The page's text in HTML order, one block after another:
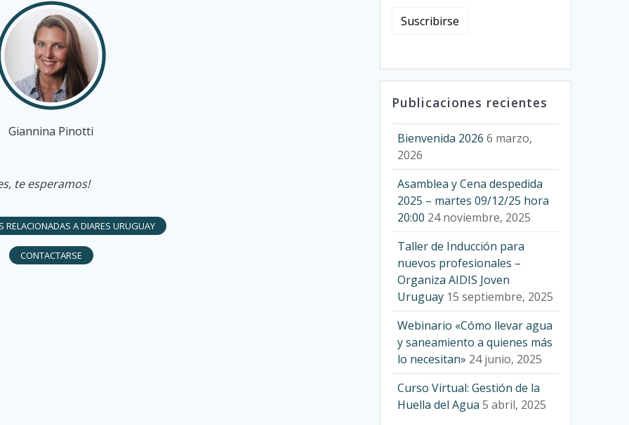
Giannina Pinotti
te esperamos!
RELACIONADAS A DIARES URUGUAY
CONTACTARSE
Publicaciones recientes
Bienvenida 2026 6 marzo,
2026
Asamblea y Cena despedida
2025 – martes 09/12/25 hora
20:00 24 noviembre, 2025
Taller de Inducción para
nuevos profesionales –
Organiza AIDIS Joven
Uruguay 15 septiembre, 2025
Webinario «Cómo llevar agua
y saneamiento a quienes más
lo necesitan» 24 junio, 2025
Curso Virtual: Gestión de la
Huella del Agua 5 abril, 2025